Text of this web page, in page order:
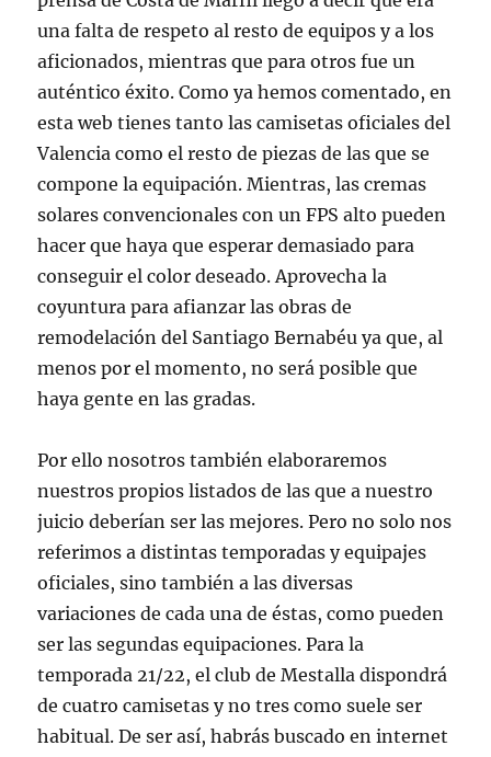
una falta de respeto al resto de equipos y a los
aficionados, mientras que para otros fue un
auténtico éxito. Como ya hemos comentado, en
esta web tienes tanto las camisetas oficiales del
Valencia como el resto de piezas de las que se
compone la equipación. Mientras, las cremas
solares convencionales con un FPS alto pueden
hacer que haya que esperar demasiado para
conseguir el color deseado. Aprovecha la
coyuntura para afianzar las obras de
remodelación del Santiago Bernabéu ya que, al
menos por el momento, no será posible que
haya gente en las gradas.
Por ello nosotros también elaboraremos
nuestros propios listados de las que a nuestro
juicio deberían ser las mejores. Pero no solo nos
referimos a distintas temporadas y equipajes
oficiales, sino también a las diversas
variaciones de cada una de éstas, como pueden
ser las segundas equipaciones. Para la
temporada 21/22, el club de Mestalla dispondrá
de cuatro camisetas y no tres como suele ser
habitual. De ser así, habrás buscado en internet